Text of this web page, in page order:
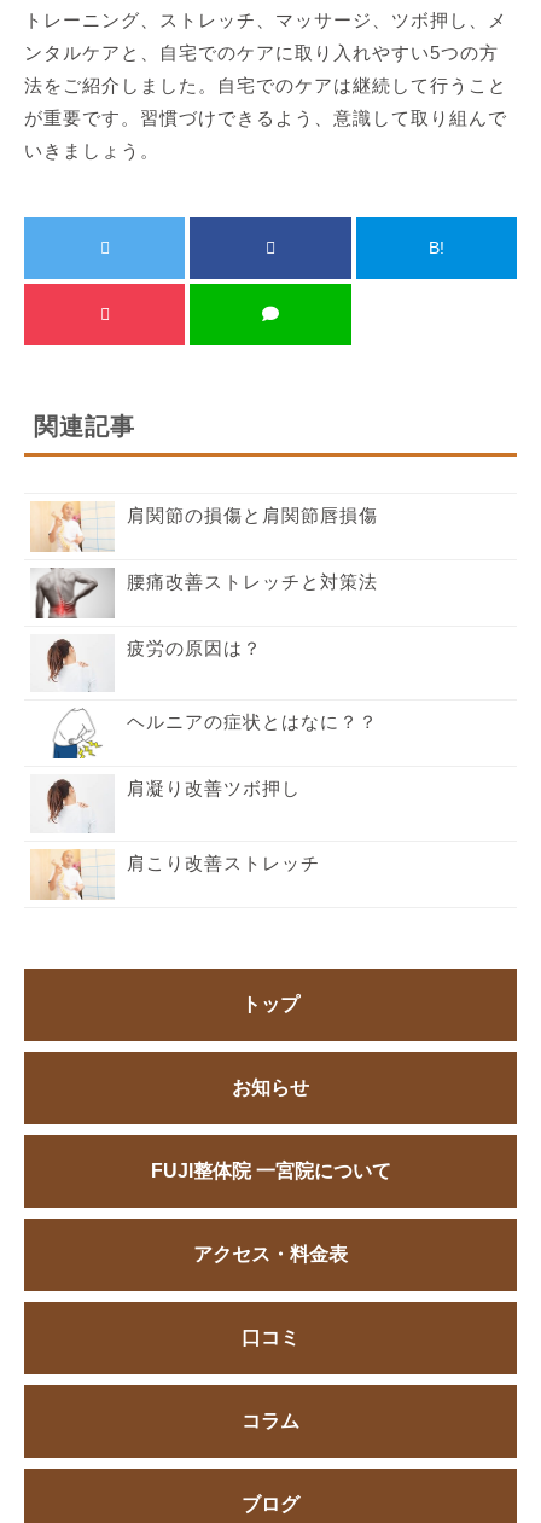
トレーニング、ストレッチ、マッサージ、ツボ押し、メ
ンタルケアと、自宅でのケアに取り入れやすい5つの方
法をご紹介しました。自宅でのケアは継続して行うこと
が重要です。習慣づけできるよう、意識して取り組んで
いきましょう。
B!
関連記事
肩関節の損傷と肩関節唇損傷
腰痛改善ストレッチと対策法
疲労の原因は？
ヘルニアの症状とはなに？？
肩凝り改善ツボ押し
肩こり改善ストレッチ
トップ
お知らせ
FUJI整体院 一宮院について
アクセス・料金表
口コミ
コラム
ブログ